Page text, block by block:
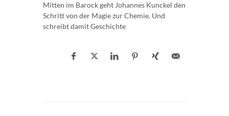
Mitten im Barock geht Johannes Kunckel den
Schritt von der Magie zur Chemie. Und
schreibt damit Geschichte